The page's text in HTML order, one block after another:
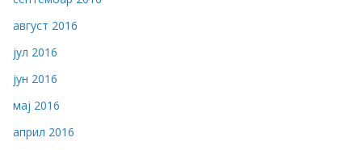
август 2016
јул 2016
јун 2016
мај 2016
април 2016